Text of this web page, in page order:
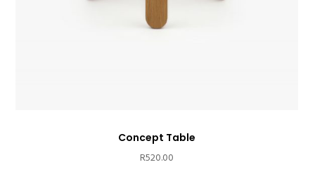
Concept Table
R520.00